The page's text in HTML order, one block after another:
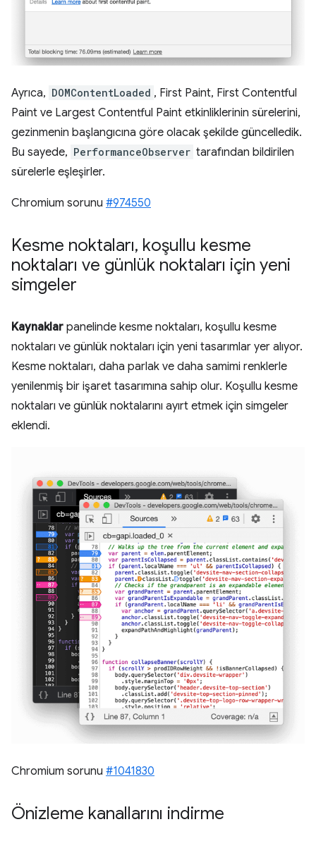
Ayrıca, DOMContentLoaded , First Paint, First Contentful
Paint ve Largest Contentful Paint etkinliklerinin sürelerini,
gezinmenin başlangıcına göre olacak şekilde güncelledik.
Bu sayede, PerformanceObserver tarafından bildirilen
sürelerle eşleşirler.
Chromium sorunu #974550
Kesme noktaları, koşullu kesme
noktaları ve günlük noktaları için yeni
simgeler
Kaynaklar panelinde kesme noktaları, koşullu kesme
noktaları ve günlük noktaları için yeni tasarımlar yer alıyor.
Kesme noktaları, daha parlak ve daha samimi renklerle
yenilenmiş bir işaret tasarımına sahip olur. Koşullu kesme
noktaları ve günlük noktalarını ayırt etmek için simgeler
eklendi.
Chromium sorunu #1041830
Önizleme kanallarını indirme